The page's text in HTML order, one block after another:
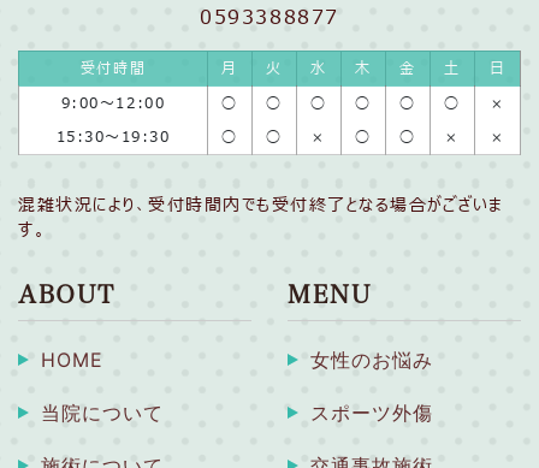
0593388877
受付時間 月 火 水 木 金 土
日
9:00〜12:00
◯ ◯ ◯ ◯ ◯ ◯
×
15:30〜19:30
◯ ◯ × ◯ ◯ × ×
混雑状況により、受付時間内でも受付終了となる場合がございま
す。
ABOUT
HOME
当院について
MENU
女性のお悩み
スポーツ外傷